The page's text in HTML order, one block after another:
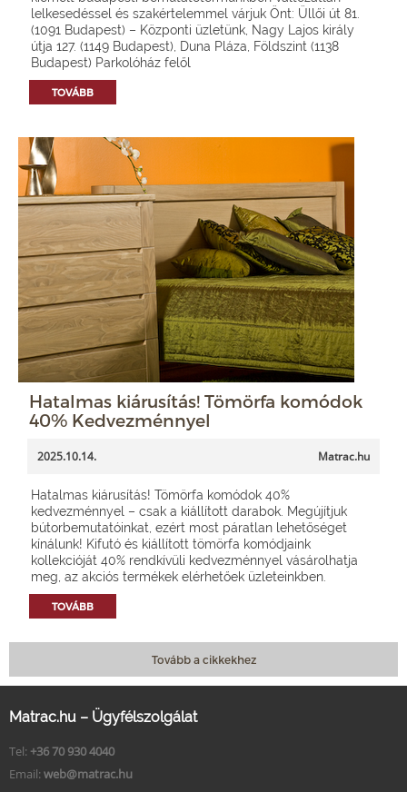
lelkesedéssel és szakértelemmel várjuk Önt: Üllői út 81.
(1091 Budapest) – Központi üzletünk, Nagy Lajos király
útja 127. (1149 Budapest), Duna Pláza, Földszint (1138
Budapest) Parkolóház felől
TOVÁBB
Hatalmas kiárusítás! Tömörfa komódok
40% Kedvezménnyel
2025.10.14. Matrac.hu
Hatalmas kiárusítás! Tömörfa komódok 40%
kedvezménnyel – csak a kiállított darabok. Megújítjuk
bútorbemutatóinkat, ezért most páratlan lehetőséget
kínálunk! Kifutó és kiállított tömörfa komódjaink
kollekcióját 40% rendkívüli kedvezménnyel vásárolhatja
meg, az akciós termékek elérhetőek üzleteinkben.
TOVÁBB
Tovább a cikkekhez
Matrac.hu – Ügyfélszolgálat
Tel: +36 70 930 4040
Email: web@matrac.hu